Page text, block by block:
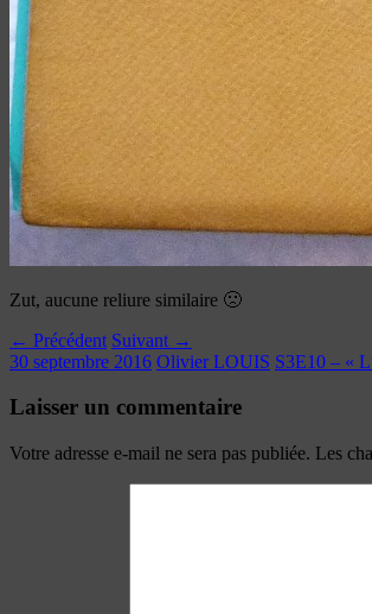
Zut, aucune reliure similaire 🙁
← Précédent Suivant →
30 septembre 2016 Olivier LOUIS S3E10 – «
Laisser un commentaire
Votre adresse e-mail ne sera pas publiée. Les